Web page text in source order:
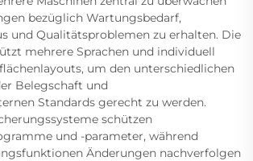
bezüglich Wartungsbedarf,
und Qualitätsproblemen zu erhalten. Die
mehrere Sprachen und individuell
um den unterschiedlichen
Belegschaft und
Standards gerecht zu werden.
schützen
und -parameter, während
Änderungen nachverfolgen